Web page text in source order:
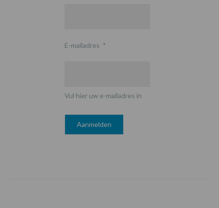
E-mailadres *
Vul hier uw e-mailadres in